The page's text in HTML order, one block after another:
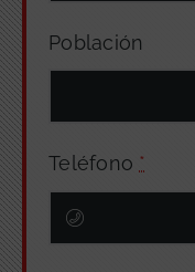
Población
Teléfono *